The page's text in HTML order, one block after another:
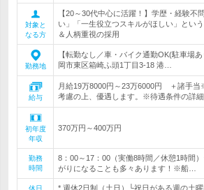
対象と
なる方
【20～30代中心に活躍！】学歴・経験不
い」「一生役立つスキルがほしい」とい
＆人柄重視の採用
勤務地
【転勤なし／車・バイク通勤OK(駐車場
岡市東区箱崎ふ頭1丁目3-18 港…
給与
月給19万8000円～23万6000円 ＋諸手
考慮の上、優遇します。※待遇条件の詳
初年度
年収
370万円～400万円
勤務
時間
8：00～17：00（実働8時間／休憩1時間
がりになることも多々あります！※船…
休日
* 週休2日制（土日）└祝日がある週の土